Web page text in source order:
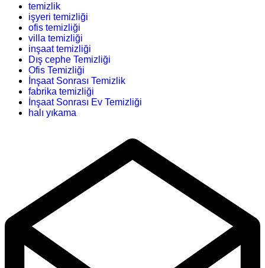
temizlik
işyeri temizliği
ofis temizliği
villa temizliği
inşaat temizliği
Dış cephe Temizliği
Ofis Temizliği
İnşaat Sonrası Temizlik
fabrika temizliği
İnşaat Sonrası Ev Temizliği
halı yıkama